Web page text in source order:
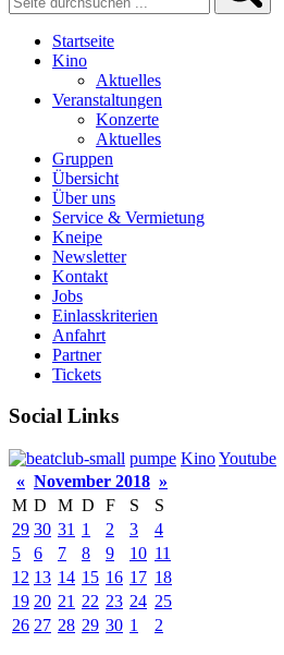
Startseite
Kino
Aktuelles
Veranstaltungen
Konzerte
Aktuelles
Gruppen
Übersicht
Über uns
Service & Vermietung
Kneipe
Newsletter
Kontakt
Jobs
Einlasskriterien
Anfahrt
Partner
Tickets
Social Links
pumpe KinoYoutube
« November 2018 »
M D M D F S
S
29 30 31 1 2 3
4
5
6 7 8 9 10 11
12 13 14 15 16 17 18
19 20 21 22 23 24 25
26 27 28 29 30 1 2